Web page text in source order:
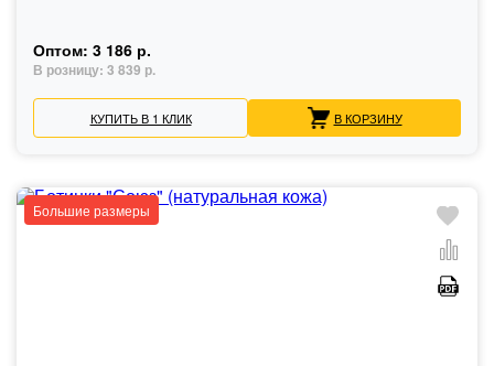
Оптом: 3 186 р.
В розницу: 3 839 р.
КУПИТЬ В 1 КЛИК В КОРЗИНУ
Большие размеры